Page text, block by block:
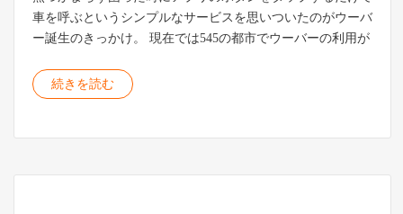
車を呼ぶというシンプルなサービスを思いついたのがウーバ
ー誕生のきっかけ。 現在では545の都市でウーバーの利用が
続きを読む